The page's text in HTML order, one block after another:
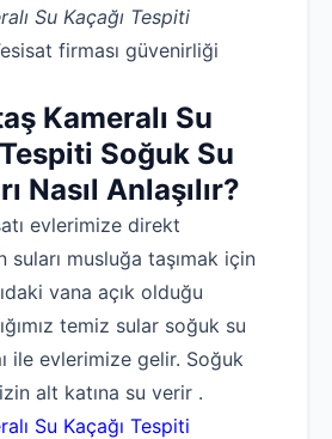
Su Kaçağı Tespiti
firması güvenirliği
Kameralı Su
Soğuk Su
Nasıl Anlaşılır?
evlerimize direkt
suları musluğa taşımak için
vana açık olduğu
temiz sular soğuk su
ile evlerimize gelir. Soğuk
alt katına su verir .
Su Kaçağı Tespiti